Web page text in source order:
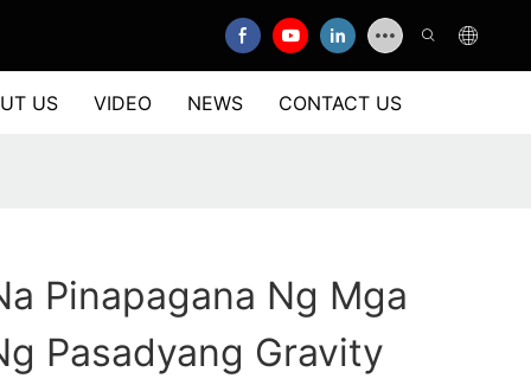
US VIDEO NEWS CONTACT US
Pinapagana Ng Mga
Pasadyang Gravity